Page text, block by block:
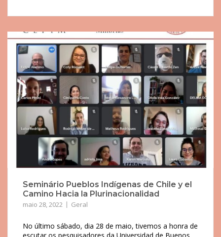
Seminário Pueblos Indígenas de Chile y el
Camino Hacia la Plurinacionalidad
maio 28, 2022 Geral
No último sábado, dia 28 de maio, tivemos a honra de